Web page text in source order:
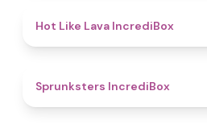
Hot Like Lava IncrediBox
Sprunksters IncrediBox